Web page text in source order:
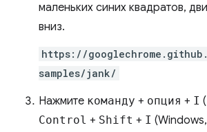
маленьких синих квадратов,
вниз.
https://
samples/jank/
Нажмите команду + опция + I
Control + Shift + I